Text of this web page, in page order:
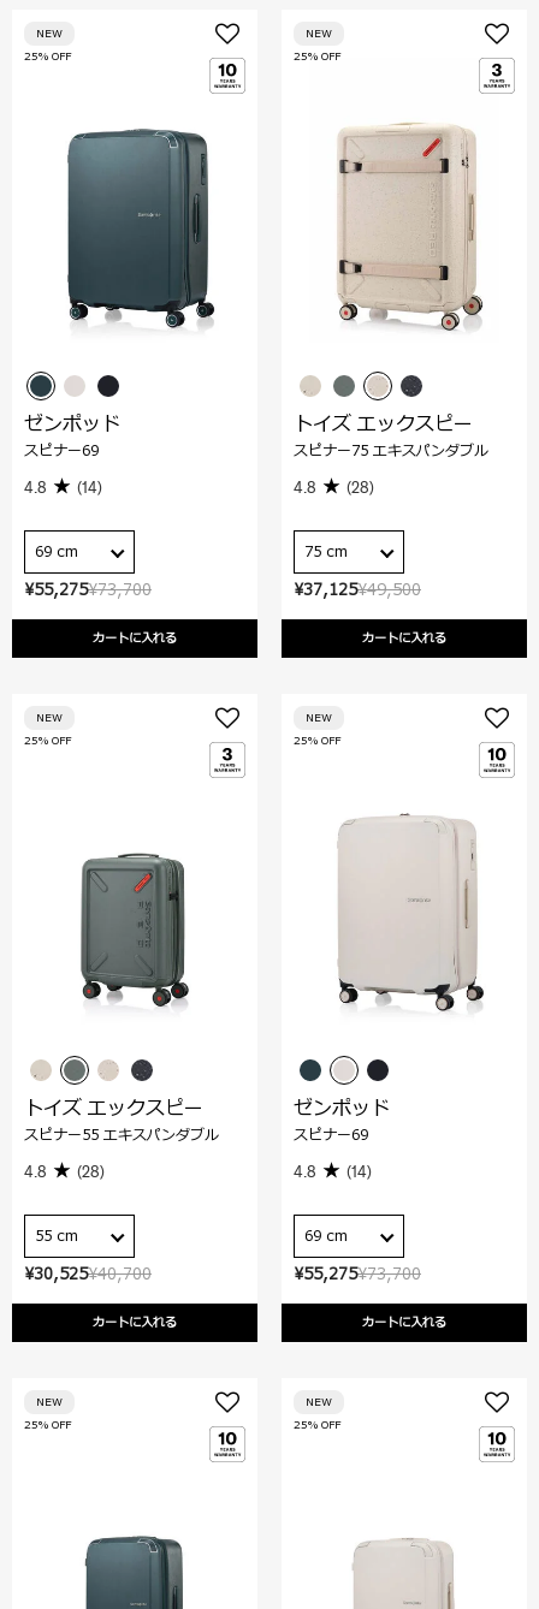
¥73,700
¥55,275
カートに入れる
25% OFF
NEW
ゼンポッド
スピナー69
4.8 (14)
69 cm
¥49,500
¥37,125
カートに入れる
25% OFF
NEW
トイズ エックスピー
スピナー75 エキスパンダブル
4.8 (28)
75 cm
¥40,700
¥30,525
カートに入れる
25% OFF
NEW
トイズ エックスピー
スピナー55 エキスパンダブル
4.8 (28)
55 cm
¥73,700
¥55,275
カートに入れる
25% OFF
NEW
ゼンポッド
スピナー69
4.8 (14)
69 cm
25% OFF
NEW
25% OFF
NEW